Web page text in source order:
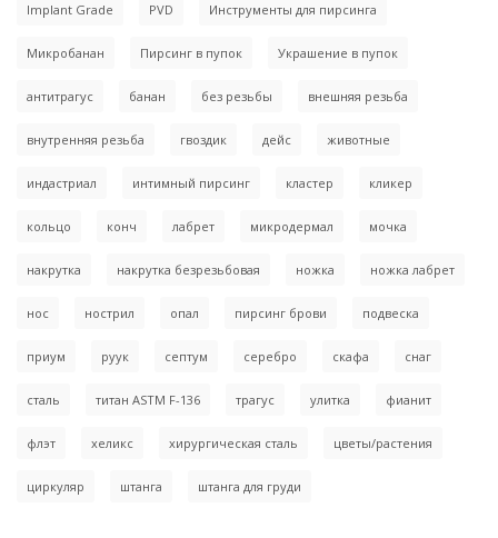
Implant Grade PVD Инструменты для пирсинга
Микробанан Пирсинг в пупок Украшение в пупок
антитрагус банан без резьбы внешняя резьба
внутренняя резьба гвоздик дейс животные
индастриал интимный пирсинг кластер кликер
кольцо конч лабрет микродермал мочка
накрутка накрутка безрезьбовая ножка ножка лабрет
нос нострил опал пирсинг брови подвеска
приум руук септум серебро скафа снаг
сталь титан ASTM F-136 трагус улитка фианит
флэт хеликс хирургическая сталь цветы/растения
циркуляр штанга штанга для груди